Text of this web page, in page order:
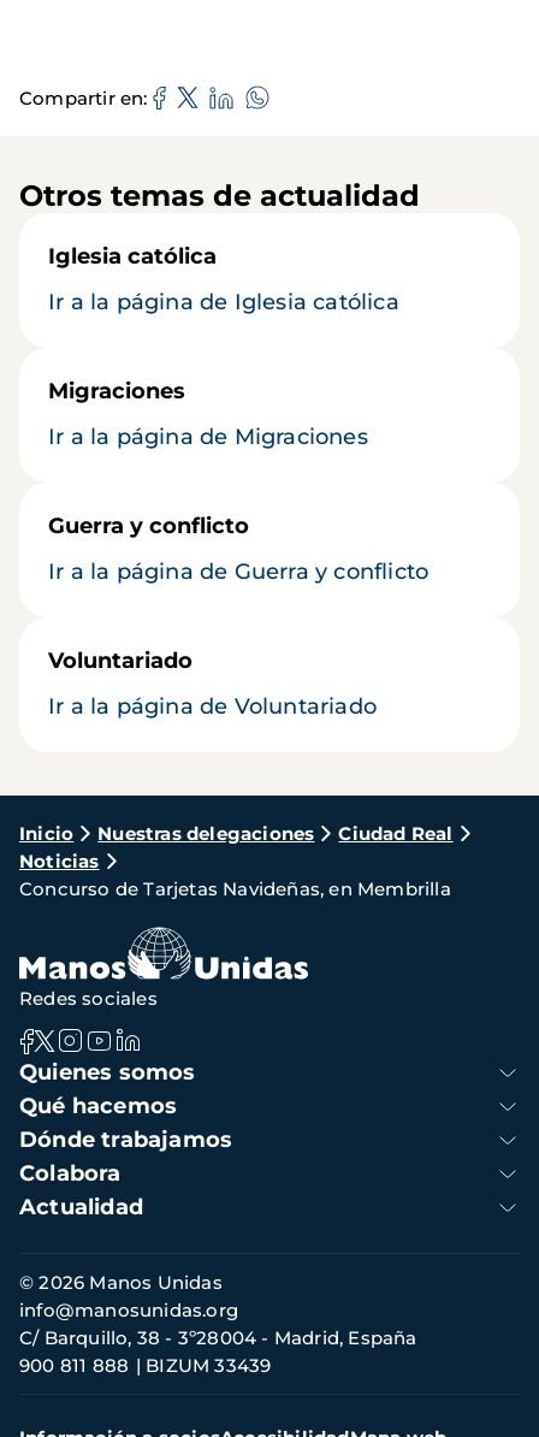
Compartir en
Otros temas de actualidad
Iglesia católica
Ir a la página de Iglesia católica
Migraciones
Ir a la página de Migraciones
Guerra y conflicto
Ir a la página de Guerra y conflicto
Voluntariado
Ir a la página de Voluntariado
Ruta
de
navegación
Inicio Nuestras delegaciones
Ciudad Real
Noticias
Concurso de Tarjetas Navideñas, en Membrilla
Navegación
principal
Quienes somos
Qué hacemos
Dónde trabajamos
Colabora
Actualidad
Redes sociales
Información
de
contacto
© 2026 Manos Unidas
C/ Barquillo, 38 - 3º28004 - Madrid, España
900 811 888
BIZUM 33439
info@manosunidas.org